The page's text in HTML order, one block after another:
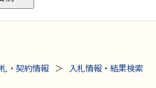
・契約情報
入札情報・結果検索